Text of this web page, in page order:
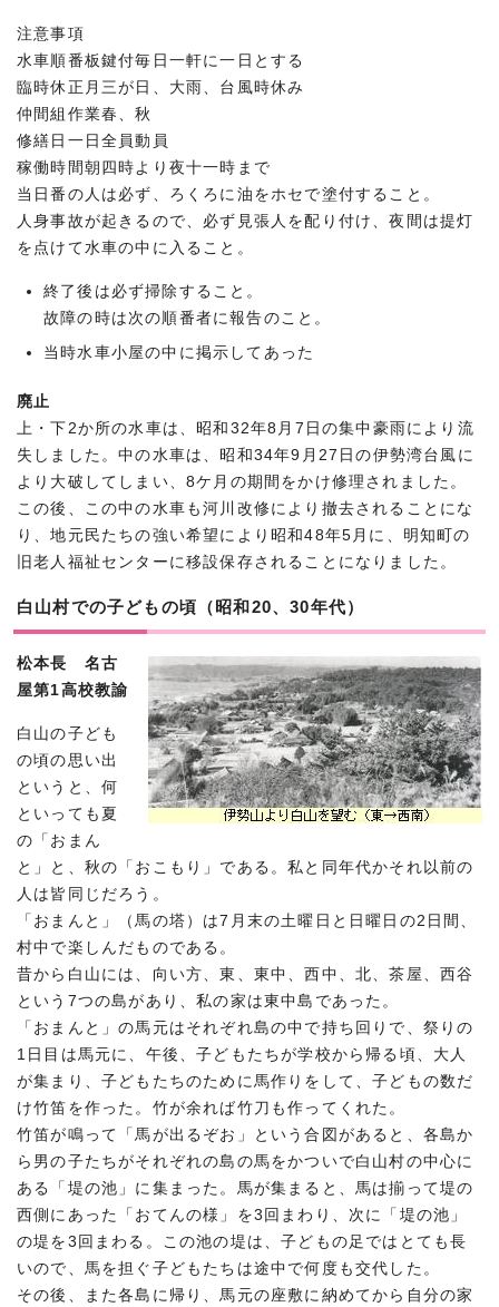
注意事項
水車順番板鍵付毎日一軒に一日とする
臨時休正月三が日、大雨、台風時休み
仲間組作業春、秋
修繕日一日全員動員
稼働時間朝四時より夜十一時まで
当日番の人は必ず、ろくろに油をホセで塗付すること。
人身事故が起きるので、必ず見張人を配り付け、夜間は提灯
を点けて水車の中に入ること。
終了後は必ず掃除すること。
故障の時は次の順番者に報告のこと。
当時水車小屋の中に掲示してあった
廃止
上・下2か所の水車は、昭和32年8月7日の集中豪雨により流
失しました。中の水車は、昭和34年9月27日の伊勢湾台風に
より大破してしまい、8ケ月の期間をかけ修理されました。
この後、この中の水車も河川改修により撤去されることにな
り、地元民たちの強い希望により昭和48年5月に、明知町の
旧老人福祉センターに移設保存されることになりました。
白山村での子どもの頃（昭和20、30年代）
松本長 名古
屋第1高校教諭
白山の子ども
の頃の思い出
というと、何
といっても夏
の「おまん
と」と、秋の「おこもり」である。私と同年代かそれ以前の
人は皆同じだろう。
「おまんと」（馬の塔）は7月末の土曜日と日曜日の2日間、
村中で楽しんだものである。
昔から白山には、向い方、東、東中、西中、北、茶屋、西谷
という7つの島があり、私の家は東中島であった。
「おまんと」の馬元はそれぞれ島の中で持ち回りで、祭りの
1日目は馬元に、午後、子どもたちが学校から帰る頃、大人
が集まり、子どもたちのために馬作りをして、子どもの数だ
け竹笛を作った。竹が余れば竹刀も作ってくれた。
竹笛が鳴って「馬が出るぞお」という合図があると、各島か
ら男の子たちがそれぞれの島の馬をかついで白山村の中心に
ある「堤の池」に集まった。馬が集まると、馬は揃って堤の
西側にあった「おてんの様」を3回まわり、次に「堤の池」
の堤を3回まわる。この池の堤は、子どもの足ではとても長
いので、馬を担ぐ子どもたちは途中で何度も交代した。
その後、また各島に帰り、馬元の座敷に納めてから自分の家